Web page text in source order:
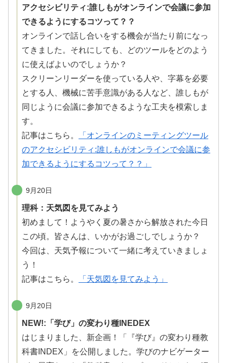
アクセシビリティ:誰しもがオンラインで会議に参加
できるようにするコツって？？
オンラインで話し合いをする機会が当たり前になっ
てきました。それにしても、どのツールをどのよう
に使えばよいのでしょうか？
スクリーンリーダーを使っている人や、 字幕を必要
とする人、 機械に苦手意識がある人など、 誰しもが
同じように会議に参加できるような工夫を模索 しま
す。
記事はこちら。
「オンラインのミーティングツール
のアクセシビリティ:誰しもがオンラインで会議に参
加できるようにするコツって？？」
9月20日
理科：天気図を見てみよう
初めまして！ようやく夏の暑さから解放された今日
この頃。皆さんは、いかがお過ごしでしょうか？
今回は、 天気予報について一緒に考えていきましょ
う！
記事はこちら。
「天気図を見てみよう」
9月20日
NEW!:「学び」の変わり種INEDEX
はじまりました、新企画！「『学び』の変わり 種教
科書INDEX」を公開しました。学びのナビゲーター